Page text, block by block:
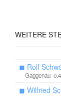
WEITERE
◼ Rolf
Gaggenau
◼ Wilfried